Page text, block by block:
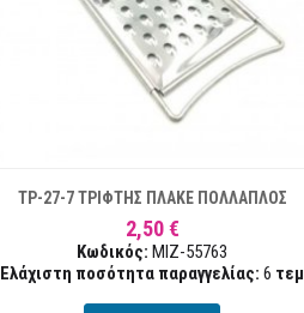
TP-27-7 ΤΡΙΦΤΗΣ ΠΛΑΚΕ ΠΟΛΛΑΠΛΟΣ
2,50 €
Κωδικός: MIZ-55763
Ελάχιστη ποσότητα παραγγελίας: 6 τεμ